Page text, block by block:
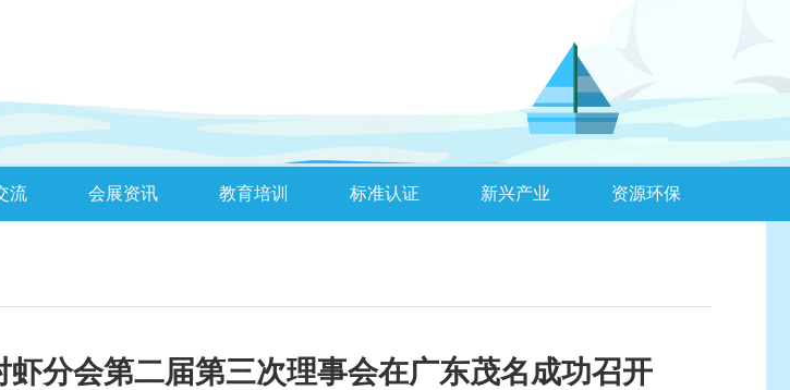
流 会展资讯 教育培训 标准认证 新兴产业 资源环保
分会第二届第三次理事会在广东茂名成功召开